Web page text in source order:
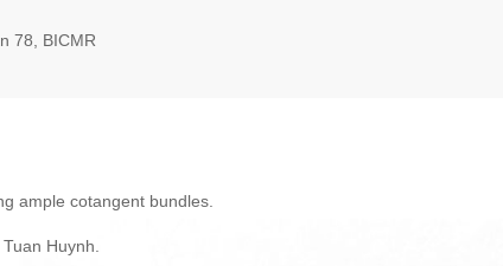
78, BICMR
ample cotangent bundles.
Huynh.